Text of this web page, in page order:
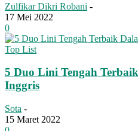
Zulfikar Dikri Robani -
17 Mei 2022
0
Top List
5 Duo Lini Tengah
Inggris
Sota -
15 Maret 2022